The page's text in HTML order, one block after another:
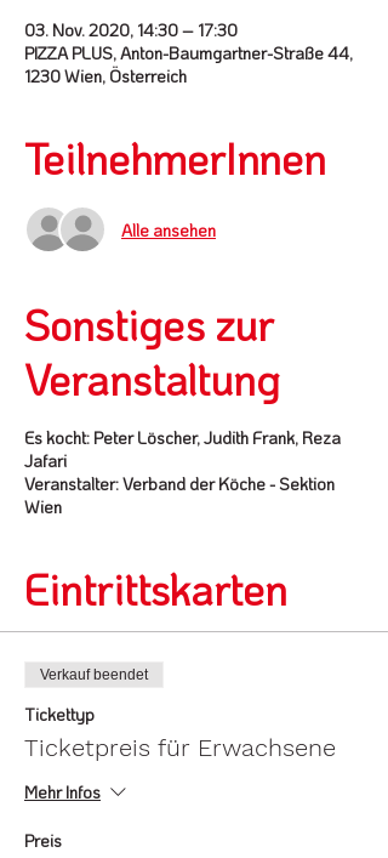
03. Nov. 2020, 14:30 – 17:30
PIZZA PLUS, Anton-Baumgartner-Straße 44,
1230 Wien, Österreich
TeilnehmerInnen
Alle ansehen
Sonstiges zur
Veranstaltung
Es kocht: Peter Löscher, Judith Frank, Reza
Jafari
Veranstalter: Verband der Köche - Sektion
Wien
Eintrittskarten
Verkauf beendet
Tickettyp
Ticketpreis für Erwachsene
Mehr Infos
Preis